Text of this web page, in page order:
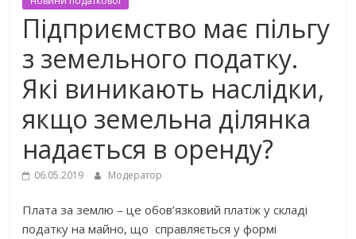
Підприємство має пільгу
з земельного податку.
Які виникають наслідки,
якщо земельна ділянка
надається в оренду?
06.05.2019 Модератор
Плата за землю – це обов’язковий платіж у складі
податку на майно, що справляється у формі